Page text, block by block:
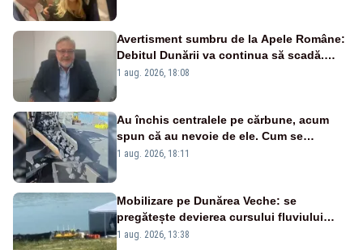
Avertisment sumbru de la Apele Române:
Debitul Dunării va continua să scadă.
Cernavodă s-ar putea închide în 4 zile
1 aug. 2026, 18:08
Au închis centralele pe cărbune, acum
spun că au nevoie de ele. Cum se
pasează vina în plină criză energetică
1 aug. 2026, 18:11
Mobilizare pe Dunărea Veche: se
pregătește devierea cursului fluviului
către Cernavodă – VIDEO
1 aug. 2026, 13:38